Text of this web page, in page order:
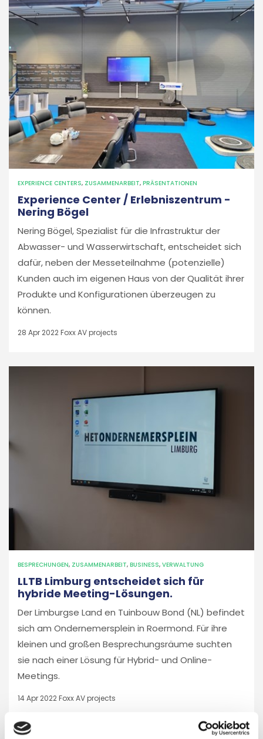
EXPERIENCE CENTERS, ZUSAMMENARBEIT, PRÄSENTATIONEN
Experience Center / Erlebniszentrum -
Nering Bögel
Nering Bögel, Spezialist für die Infrastruktur der
Abwasser- und Wasserwirtschaft, entscheidet sich
dafür, neben der Messeteilnahme (potenzielle)
Kunden auch im eigenen Haus von der Qualität ihrer
Produkte und Konfigurationen überzeugen zu
können.
28 Apr 2022Foxx AV projects
BESPRECHUNGEN, ZUSAMMENARBEIT, BUSINESS, VERWALTUNG
LLTB Limburg entscheidet sich für
hybride Meeting-Lösungen.
Der Limburgse Land en Tuinbouw Bond (NL) befindet
sich am Ondernemersplein in Roermond. Für ihre
kleinen und großen Besprechungsräume suchten
sie nach einer Lösung für Hybrid- und Online-
Meetings.
14 Apr 2022Foxx AV projects